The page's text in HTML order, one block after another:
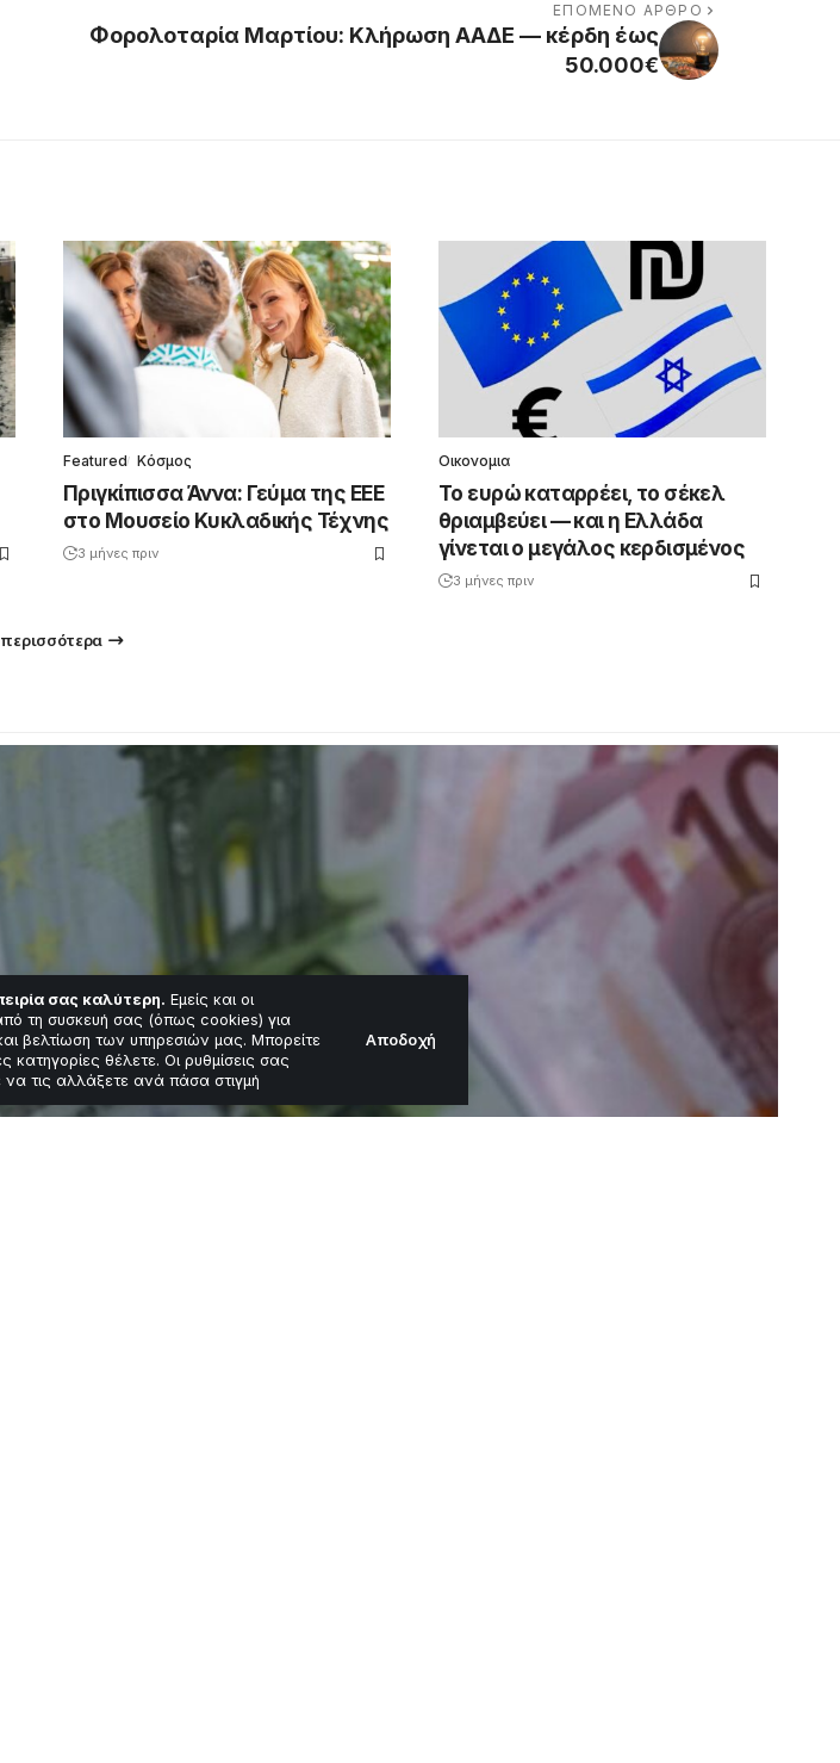
σας καλύτερη. Εμείς και οι
τη συσκευή σας (όπως cookies) για
βελτίωση των υπηρεσιών μας. Μπορείτε
κατηγορίες θέλετε. Οι ρυθμίσεις σας
να τις αλλάξετε ανά πάσα στιγμή
Αποδοχή
ΕΠΌΜΕΝΟ ΆΡΘΡΟ
Φορολοταρία Μαρτίου: Κλήρωση ΑΑΔΕ — κέρδη έως
50.000€
Featured Κόσμος
Πριγκίπισσα Άννα: Γεύμα της ΕΕΕ
στο Μουσείο Κυκλαδικής Τέχνης
3 μήνες πριν
Οικονομια
Το ευρώ καταρρέει, το σέκελ
θριαμβεύει — και η Ελλάδα
γίνεται ο μεγάλος κερδισμένος
3 μήνες πριν
περισσότερα